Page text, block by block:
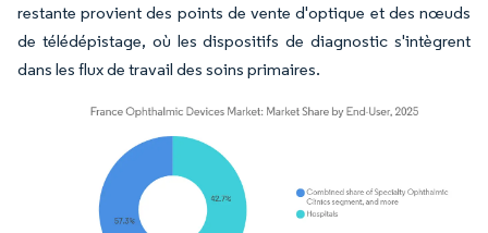
restante provient des points de vente d'optique et des nœuds
de télédépistage, où les dispositifs de diagnostic s'intègrent
dans les flux de travail des soins primaires.